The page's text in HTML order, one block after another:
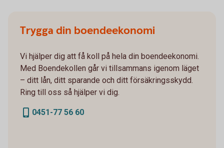
Trygga din boendeekonomi
Vi hjälper dig att få koll på hela din boendeekonomi.
Med Boendekollen går vi tillsammans igenom läget
– ditt lån, ditt sparande och ditt försäkringsskydd.
Ring till oss så hjälper vi dig.
0451-77 56 60